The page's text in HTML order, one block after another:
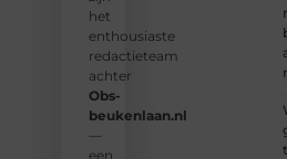
het
enthousiaste
redactieteam
achter
Obs-
beukenlaan.nl
—
een